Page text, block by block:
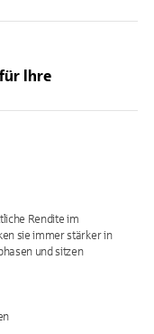
Ihre
Rendite im
sie immer stärker in
und sitzen